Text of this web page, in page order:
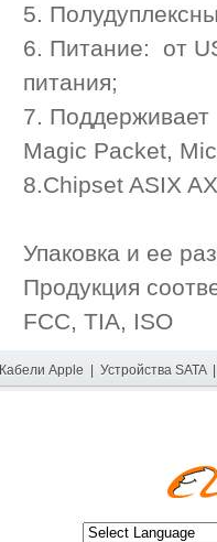
5.
6. Питание: от
питания;
7.
Magic Packet,
8.Chipset ASIX
Упаковка и ее
Продукция
FCC, TIA, ISO
Кабели Apple Устройства SATA